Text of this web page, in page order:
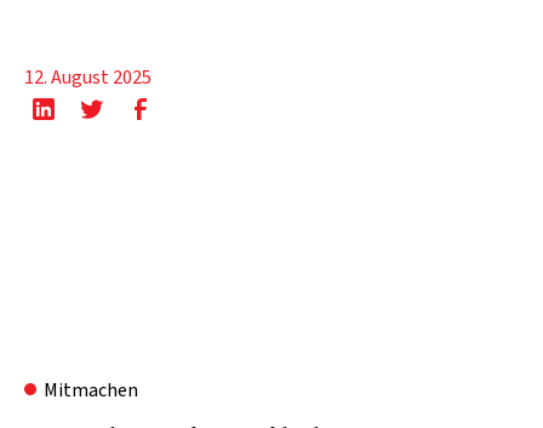
12. August 2025
Mitmachen